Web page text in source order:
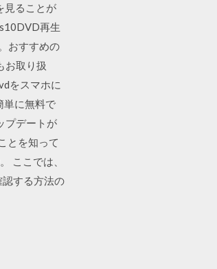
見ることが
再生
おすすめの
お取り扱
をスマホに
単に無料で
プデートが
とを知って
ここでは、
する方法の